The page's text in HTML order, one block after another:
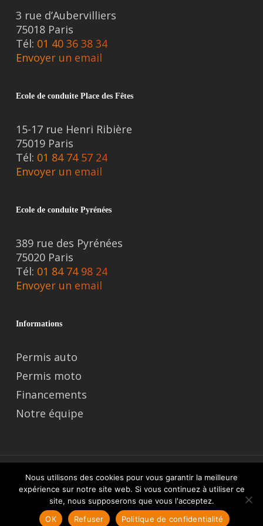
3 rue d’Aubervilliers
75018 Paris
Tél: 01 40 36 38 34
Envoyer un email
Ecole de conduite Place des Fêtes
15-17 rue Henri Ribière
75019 Paris
Tél: 01 84 74 57 24
Envoyer un email
Ecole de conduite Pyrénées
389 rue des Pyrénées
75020 Paris
Tél: 01 84 74 98 24
Envoyer un email
Informations
Permis auto
Permis moto
Financements
Notre équipe
© 2026 Auto-école By Stalindrive. site réalisé parVroomvroom.fr|
Mentions légales|Médiateur|Données personnelles
Nous utilisons des cookies pour vous garantir la meilleure
expérience sur notre site web. Si vous continuez à utiliser ce
site, nous supposerons que vous l'acceptez.
OK
Refuser Politique de confidentialité